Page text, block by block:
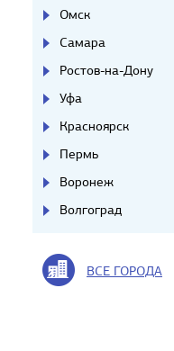
Омск
Самара
Ростов-на-Дону
Уфа
Красноярск
Пермь
Воронеж
Волгоград
ВСЕ ГОРОДА